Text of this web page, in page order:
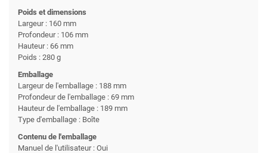
Poids et dimensions
Largeur : 160 mm
Profondeur : 106 mm
Hauteur : 66 mm
Poids : 280 g
Emballage
Largeur de l'emballage : 188 mm
Profondeur de l'emballage : 69 mm
Hauteur de l'emballage : 189 mm
Type d'emballage : Boîte
Contenu de l'emballage
Manuel de l'utilisateur : Oui